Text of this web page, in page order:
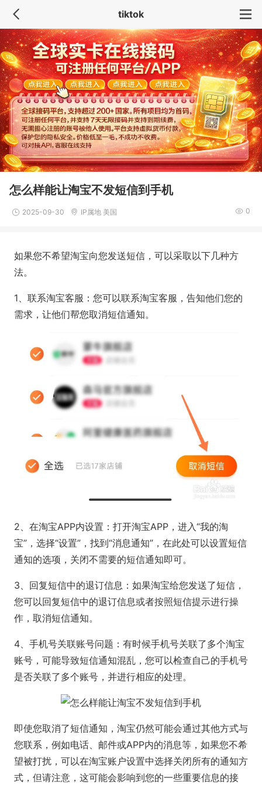
tiktok
怎么样能让淘宝不发短信到手机
2025-09-30 IP属地 美国 0
如果您不希望淘宝向您发送短信，可以采取以下几种方
法。
1、联系淘宝客服：您可以联系淘宝客服，告知他们您的
需求，让他们帮您取消短信通知。
2、在淘宝APP内设置：打开淘宝APP，进入“我的淘
宝”，选择“设置”，找到“消息通知”，在此处可以设置短信
通知的选项，关闭不需要的短信通知即可。
3、回复短信中的退订信息：如果淘宝给您发送了短信，
您可以回复短信中的退订信息或者按照短信提示进行操
作，取消短信通知。
4、手机号关联账号问题：有时候手机号关联了多个淘宝
账号，可能导致短信通知混乱，您可以检查自己的手机号
是否关联了多个账号，并进行相应的处理。
即使您取消了短信通知，淘宝仍然可能会通过其他方式与
您联系，例如电话、邮件或APP内的消息等，如果您不希
望被打扰，可以在淘宝账户设置中选择关闭所有的通知方
式，但请注意，这可能会影响到您的一些重要信息的接